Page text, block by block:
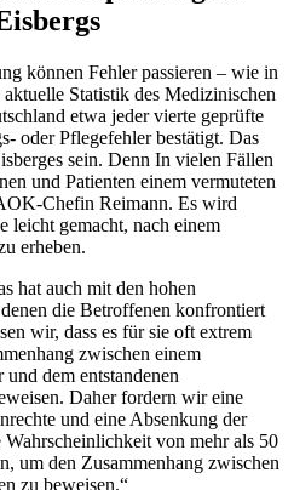
können Fehler passieren – wie in
Statistik des Medizinischen
etwa jeder vierte geprüfte
oder Pflegefehler bestätigt. Das
sein. Denn In vielen Fällen
und Patienten einem vermuteten
Chefin Reimann. Es wird
leicht gemacht, nach einem
erheben.
hat auch mit den hohen
die Betroffenen konfrontiert
wir, dass es für sie oft extrem
zwischen einem
dem entstandenen
Daher fordern wir eine
und eine Absenkung der
von mehr als 50
um den Zusammenhang zwischen
zu beweisen.“